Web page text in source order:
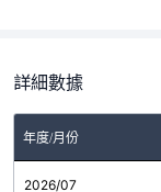
詳細數據
年度/月份
2026/07